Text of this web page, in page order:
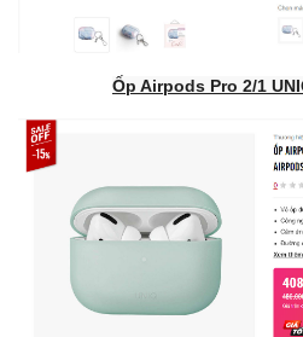
Ốp Airpods Pro 2/1